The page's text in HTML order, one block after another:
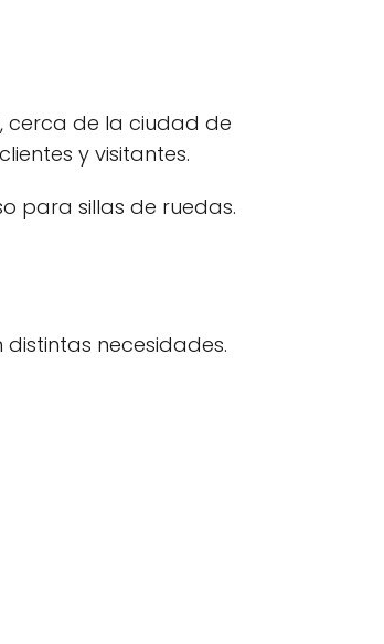
cerca de la ciudad de
y visitantes.
para sillas de ruedas.
necesidades.